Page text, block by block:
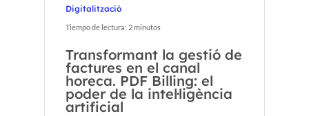
Digitalització
Tiempo de lectura: 2minutos
Transformant la gestió de
factures en el canal
horeca. PDF Billing: el
poder de la intel·ligència
artificial